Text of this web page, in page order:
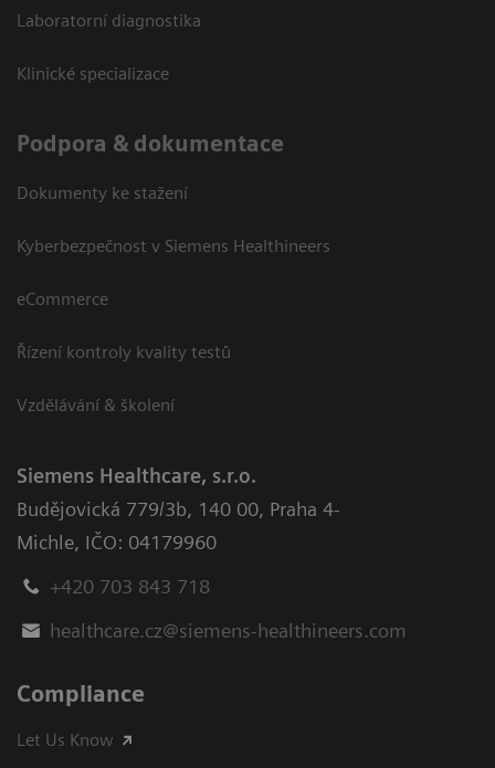
Laboratorní diagnostika
Klinické specializace
Podpora & dokumentace
Dokumenty ke stažení
Kyberbezpečnost v Siemens Healthineers
eCommerce
Řízení kontroly kvality testů
Vzdělávání & školení
Siemens Healthcare, s.r.o.
Budějovická 779/3b, 140 00, Praha 4-
Michle, IČO: 04179960
+420 703 843 718
healthcare.cz@siemens-healthineers.com
Compliance
Let Us Know